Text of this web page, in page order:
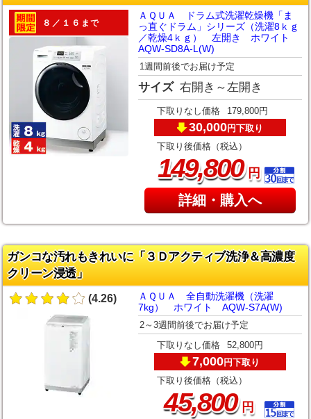
８／１６まで
ＡＱＵＡ ドラム式洗濯乾燥機「ま
っ直ぐドラム」シリーズ（洗濯8ｋｇ
／乾燥4ｋｇ） 左開き ホワイト
AQW-SD8A-L(W)
1週間前後でお届け予定
サイズ 右開き～左開き
下取りなし価格 179,800円
30,000円下取り
下取り後価格（税込）
149,800円
詳細・購入へ
ガンコな汚れもきれいに「３Ｄアクティブ洗浄＆高濃度
クリーン浸透」
(4.26)
ＡＱＵＡ 全自動洗濯機（洗濯
7kg） ホワイト AQW-S7A(W)
2～3週間前後でお届け予定
下取りなし価格 52,800円
7,000円下取り
下取り後価格（税込）
45,800円